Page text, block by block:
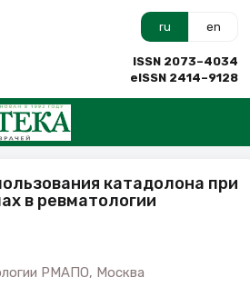
ru en
ISSN 2073–4034
eISSN 2414–9128
катадолона при
в ревматологии
РМАПО, Москва